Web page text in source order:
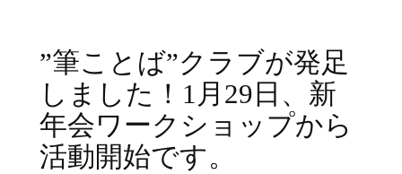
”筆ことば”クラブが発足
しました！1月29日、新
年会ワークショップから
活動開始です。